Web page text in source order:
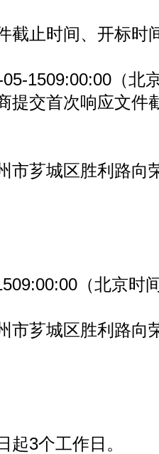
止时间、开标时
1509:00:00（北
提交首次响应文件
芗城区胜利路向
（北京时
芗城区胜利路向
3个工作日。